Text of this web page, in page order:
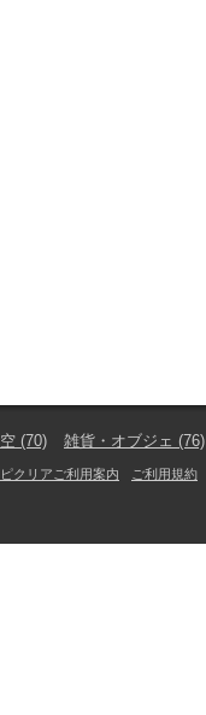
空 (70) 雑貨・オブジェ (76)
ピクリアご利用案内 ご利用規約